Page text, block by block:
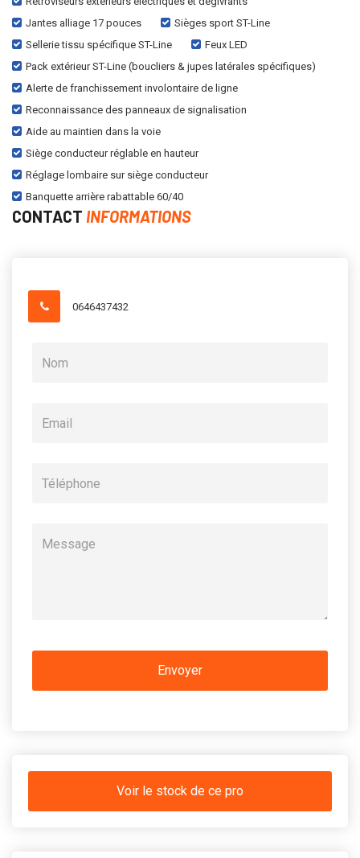
Jantes alliage 17 pouces
Sièges sport ST-Line
Sellerie tissu spécifique ST-Line
Feux LED
Pack extérieur ST-Line (boucliers & jupes latérales spécifiques)
Alerte de franchissement involontaire de ligne
Reconnaissance des panneaux de signalisation
Aide au maintien dans la voie
Siège conducteur réglable en hauteur
Réglage lombaire sur siège conducteur
Banquette arrière rabattable 60/40
CONTACT INFORMATIONS
0646437432
Voir le stock de ce pro